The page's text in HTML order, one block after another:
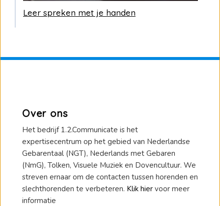
Leer spreken met je handen
Over ons
Het bedrijf 1.2.Communicate is het
expertisecentrum op het gebied van Nederlandse
Gebarentaal (NGT), Nederlands met Gebaren
(NmG), Tolken, Visuele Muziek en Dovencultuur. We
streven ernaar om de contacten tussen horenden en
slechthorenden te verbeteren. Klik hier voor meer
informatie